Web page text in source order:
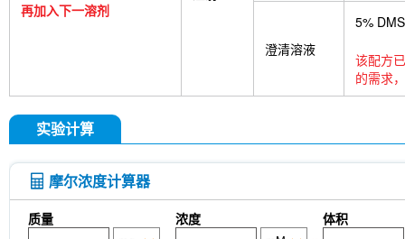
再加入下一溶剂
澄清溶液
5%
该配方
的需求
实验计算
摩尔浓度计算器
质量 浓度
体积